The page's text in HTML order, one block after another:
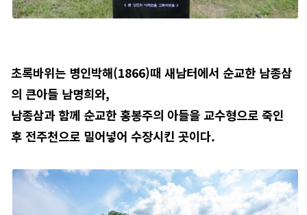
초록바위는병인박해(1866)때 새남터에서 순교한 남종삼
의 큰아들 남명희와,
남종삼과 함께 순교한 홍봉주의 아들을 교수형으로 죽인
후 전주천으로 밀어넣어 수장시킨 곳이다.